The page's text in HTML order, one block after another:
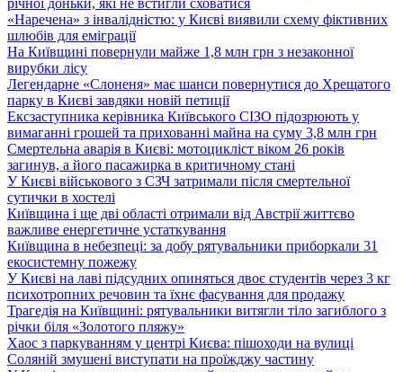
річної доньки, які не встигли сховатися
«Наречена» з інвалідністю: у Києві виявили схему фіктивних
шлюбів для еміграції
На Київщині повернули майже 1,8 млн грн з незаконної
вирубки лісу
Легендарне «Слоненя» має шанси повернутися до Хрещатого
парку в Києві завдяки новій петиції
Ексзаступника керівника Київського СІЗО підозрюють у
вимаганні грошей та прихованні майна на суму 3,8 млн грн
Смертельна аварія в Києві: мотоцикліст віком 26 років
загинув, а його пасажирка в критичному стані
У Києві військового з СЗЧ затримали після смертельної
сутички в хостелі
Київщина і ще дві області отримали від Австрії життєво
важливе енергетичне устаткування
Київщина в небезпеці: за добу рятувальники приборкали 31
екосистемну пожежу
У Києві на лаві підсудних опиняться двоє студентів через 3 кг
психотропних речовин та їхнє фасування для продажу
Трагедія на Київщині: рятувальники витягли тіло загиблого з
річки біля «Золотого пляжу»
Хаос з паркуванням у центрі Києва: пішоходи на вулиці
Соляній змушені виступати на проїжджу частину